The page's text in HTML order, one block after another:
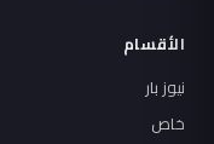
الأقسام
نيوز بار
خاص